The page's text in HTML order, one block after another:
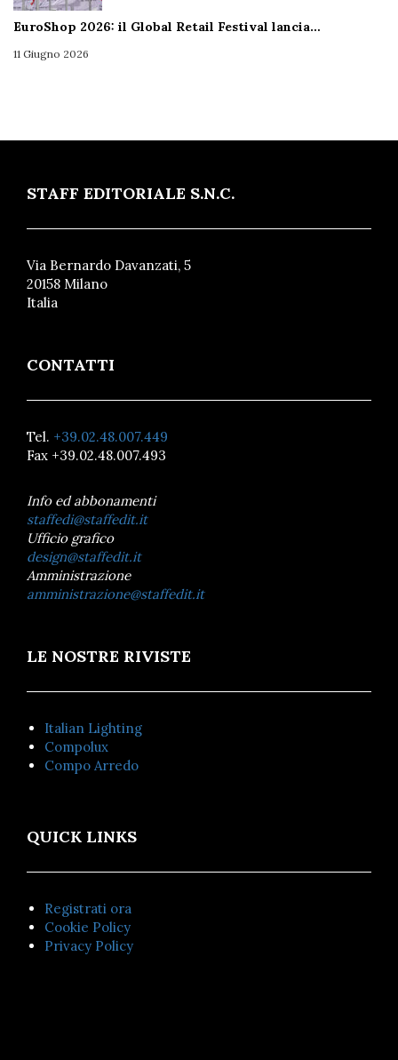
EuroShop 2026: il Global Retail Festival lancia…
11 Giugno 2026
STAFF EDITORIALE S.N.C.
Via Bernardo Davanzati, 5
20158 Milano
Italia
CONTATTI
Tel. +39.02.48.007.449
Fax +39.02.48.007.493
Info ed abbonamenti
staffedi@staffedit.it
Ufficio grafico
design@staffedit.it
Amministrazione
amministrazione@staffedit.it
LE NOSTRE RIVISTE
Italian Lighting
Compolux
Compo Arredo
QUICK LINKS
Registrati ora
Cookie Policy
Privacy Policy